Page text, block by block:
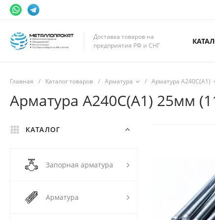
Доставка товаров на
предприятия РФ и СНГ
Главная / Каталог товаров / Арматура / Арматура А240С(А1)
Арматура А240С(А1) 25мм
КАТАЛОГ
Запорная арматура
Арматура